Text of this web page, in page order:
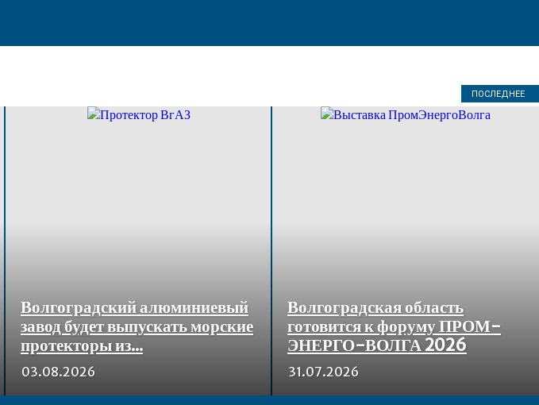
ПОСЛЕДНЕЕ
Волгоградский алюминиевый
завод будет выпускать морские
протекторы из...
03.08.2026
Волгоградская область
готовится к форуму ПРОМ-
ЭНЕРГО-ВОЛГА 2026
31.07.2026